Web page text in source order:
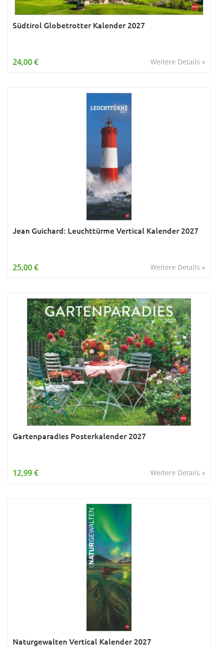
Südtirol Globetrotter Kalender 2027
Weitere Details »
24,00 €
Jean Guichard: Leuchttürme Vertical Kalender 2027
Weitere Details »
25,00 €
Gartenparadies Posterkalender 2027
Weitere Details »
12,99 €
Naturgewalten Vertical Kalender 2027